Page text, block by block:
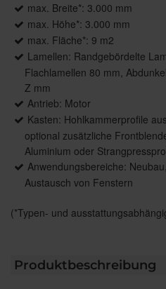
max. Breite*: 3.000 mm
max. Höhe*: 3.000 mm
max. Fläche*: 9 m2
Lamellen: Randgebördelte
Flachlamellen 80 mm,
Z mm
Antrieb: Motor
Kasten: Hohlkammerprofile
optional zusätzliche
Aluminium oder
Anwendungsbereiche:
Austausch von Fenstern
(*Typen- und
Produktbeschreibung